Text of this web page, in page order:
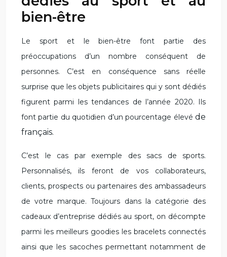
bien-être
Le sport et le bien-être font partie des
préoccupations d’un nombre conséquent de
personnes. C’est en conséquence sans réelle
surprise que les objets publicitaires qui y sont dédiés
figurent parmi les tendances de l’année 2020. Ils
font partie du quotidien d’un pourcentage élevé de
français.
C’est le cas par exemple des sacs de sports.
Personnalisés, ils feront de vos collaborateurs,
clients, prospects ou partenaires des ambassadeurs
de votre marque. Toujours dans la catégorie des
cadeaux d’entreprise dédiés au sport, on décompte
parmi les meilleurs goodies les bracelets connectés
ainsi que les sacoches permettant notamment de